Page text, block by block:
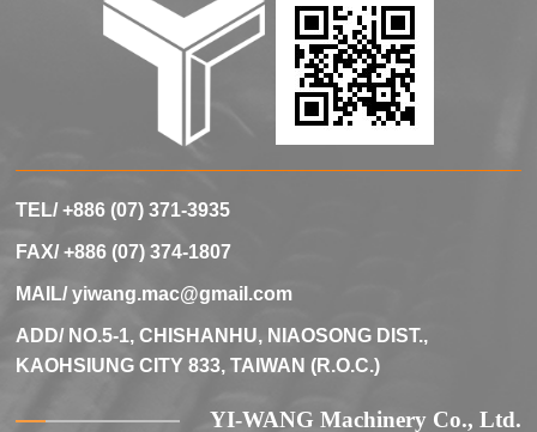
TEL/ +886 (07) 371-3935
FAX/ +886 (07) 374-1807
MAIL/yiwang.mac@gmail.com
ADD/ NO.5-1, CHISHANHU, NIAOSONG DIST.,
KAOHSIUNG CITY 833, TAIWAN (R.O.C.)
YI-WANG Machinery Co., Ltd.